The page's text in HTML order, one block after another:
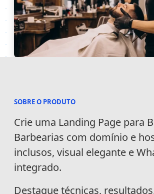
SOBRE O PRODUTO
Informações
Crie uma Landing Page para
Barbearias com domínio e
inclusos, visual elegante e
integrado.
Destaque técnicas,